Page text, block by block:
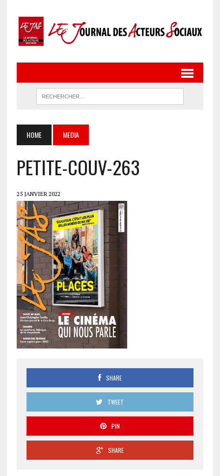
HOME MEDIA
PETITE-COUV-263
25 JANVIER 2022
SHARE
TWEET
PIN
SHARE